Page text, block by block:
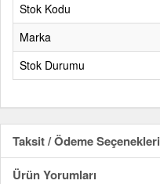
Stok Kodu
Marka
Stok Durumu
Taksit / Ödeme Seçenekleri
Ürün Yorumları